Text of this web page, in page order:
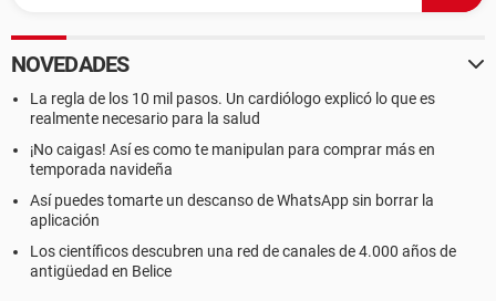
NOVEDADES
La regla de los 10 mil pasos. Un cardiólogo explicó lo que es
realmente necesario para la salud
¡No caigas! Así es como te manipulan para comprar más en
temporada navideña
Así puedes tomarte un descanso de WhatsApp sin borrar la
aplicación
Los científicos descubren una red de canales de 4.000 años de
antigüedad en Belice